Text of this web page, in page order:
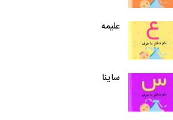
علیمه
ساینا